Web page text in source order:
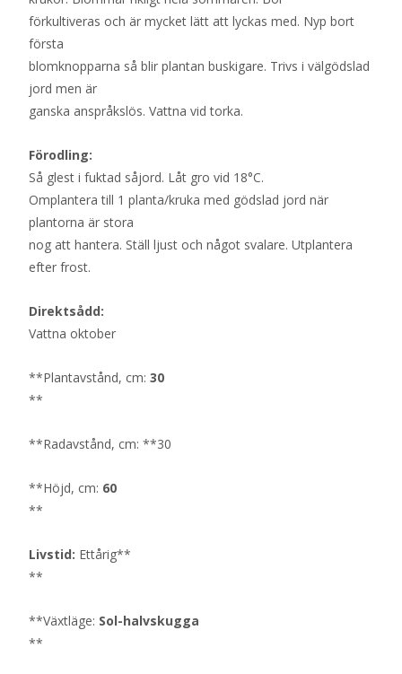
förkultiveras och är mycket lätt att lyckas med. Nyp bort
första
blomknopparna så blir plantan buskigare. Trivs i välgödslad
jord men är
ganska anspråkslös. Vattna vid torka.
Förodling:
Så glest i fuktad såjord. Låt gro vid 18°C.
Omplantera till 1 planta/kruka med gödslad jord när
plantorna är stora
nog att hantera. Ställ ljust och något svalare. Utplantera
efter frost.
Direktsådd:
Vattna oktober
**Plantavstånd, cm: 30
**
**Radavstånd, cm: **30
**Höjd, cm: 60
**
Livstid: Ettårig**
**
**Växtläge: Sol-halvskugga
**